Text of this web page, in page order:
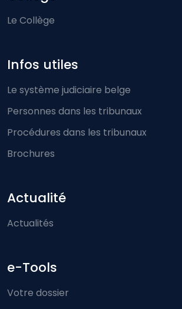
Le Collège
Infos utiles
Le système judiciaire belge
Personnes dans les tribunaux
Procédures dans les tribunaux
Brochures
Actualité
Actualités
e-Tools
Votre dossier